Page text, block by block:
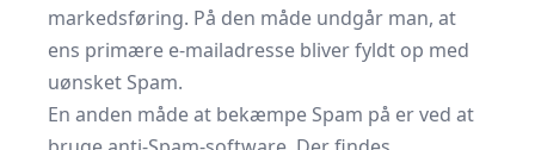
markedsføring. På den måde undgår man, at
ens primære e-mailadresse bliver fyldt op med
uønsket Spam.
En anden måde at bekæmpe Spam på er ved at